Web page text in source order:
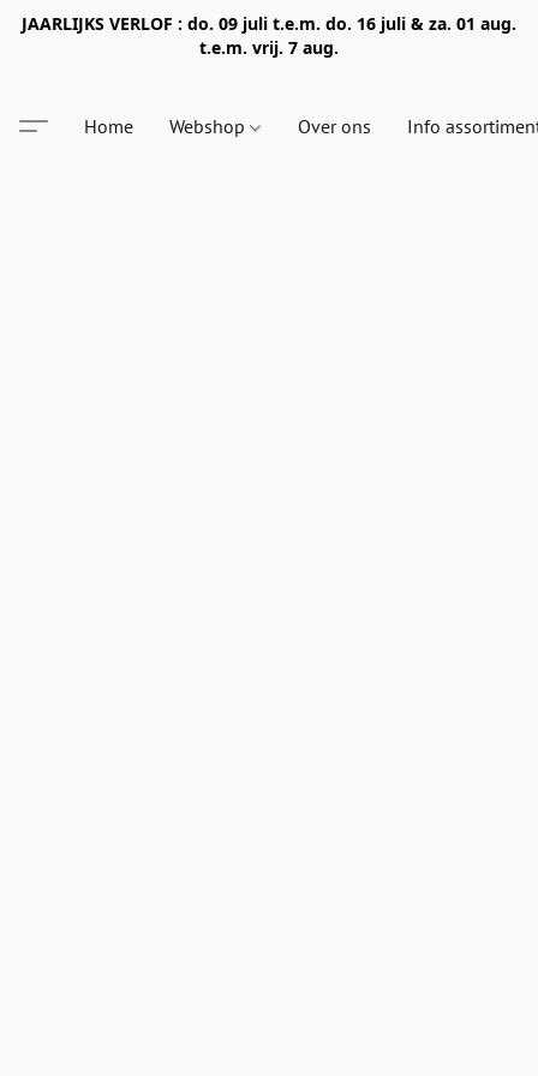
JAARLIJKS VERLOF : do. 09 juli t.e.m. do. 16 juli & za. 01 aug.
t.e.m. vrij. 7 aug.
Home Webshop Over ons Info